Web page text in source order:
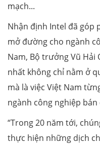
mạch...
Nhận định Intel đã góp
mở đường cho ngành
Nam, Bộ trưởng Vũ Hải
nhất không chỉ nằm ở
mà là việc Việt Nam
ngành công nghiệp
“Trong 20 năm tới,
thực hiện những dịch